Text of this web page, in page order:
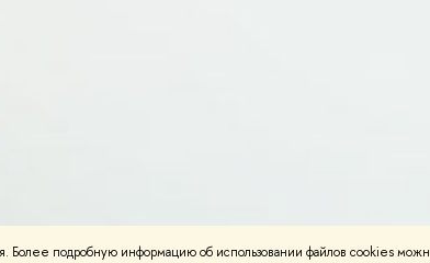
подробную информацию об использовании файлов cookies